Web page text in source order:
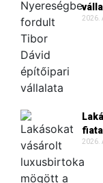
2026.
2026.